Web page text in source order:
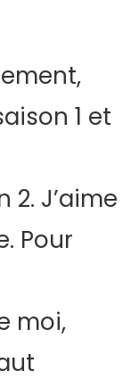
1 et
J’aime
Pour
moi,